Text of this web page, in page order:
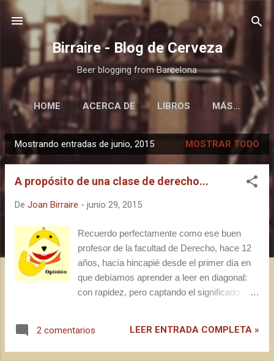
Ir al contenido principal
Birraire - Blog de Cerveza
Beer blogging from Barcelona
HOME ACERCA DE LIBROS MÁS…
E
n
Mostrando entradas de junio, 2015 MOSTRAR TODO
A propósito de una clase de derecho...
De Joan Birraire - junio 29, 2015
Recuerdo perfectamente como ese buen
profesor de la facultad de Derecho, hace 12
años, hacía hincapié desde el primer día en
que debíamos aprender a leer en diagonal:
con rapidez, pero captando el significado.
aparece en mi timeline de una conocida red
social. Sin pausa en el scroll hacía abajo, mi
2 comentarios LEER ENTRADA COMPLETA »